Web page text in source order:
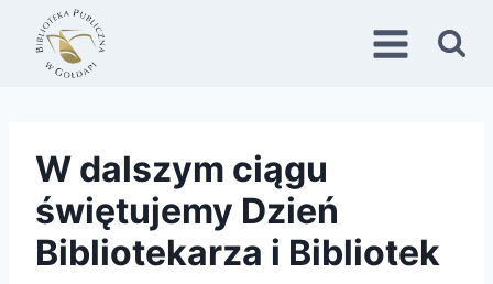
Przejdź
treści
W dalszym ciągu
świętujemy Dzień
Bibliotekarza i Bibliotek